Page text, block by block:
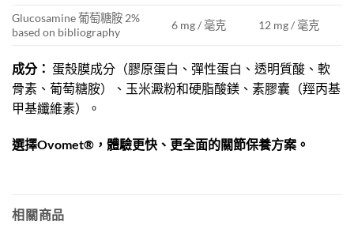
Glucosamine 葡萄糖胺 2%
based on bibliography
6 mg / 毫克 12 mg / 毫克
成分： 蛋殼膜成分（膠原蛋白、彈性蛋白、透明質酸、軟
骨素、葡萄糖胺）、玉米澱粉和硬脂酸鎂、素膠囊（羥丙基
甲基纖維素）。
選擇Ovomet®，體驗更快、更全面的關節保養方案。
相關商品